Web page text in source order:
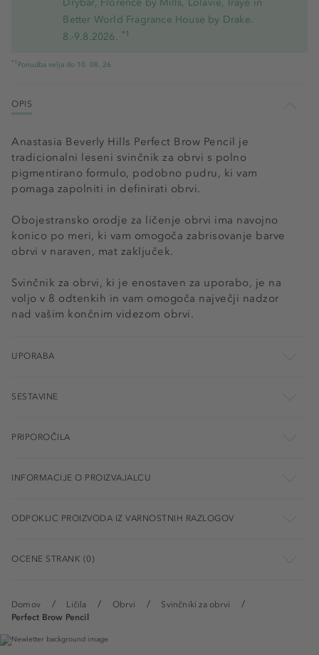
Domov Ličila Obrvi
Svinčniki za obrvi
Perfect Brow Pencil
Drybar, Florence by Mills, Lolavie, Iraye in
Better World Fragrance House by Drake.
8.-9.8.2026. *1
*1 Ponudba velja do 10. 08. 26.
OPIS
Anastasia Beverly Hills Perfect Brow Pencil je
tradicionalni leseni svinčnik za obrvi s polno
pigmentirano formulo, podobno pudru, ki vam
pomaga zapolniti in definirati obrvi.
Obojestransko orodje za ličenje obrvi ima navojno
konico po meri, ki vam omogoča zabrisovanje barve
obrvi v naraven, mat zaključek.
Svinčnik za obrvi, ki je enostaven za uporabo, je na
voljo v 8 odtenkih in vam omogoča največji nadzor
nad vašim končnim videzom obrvi.
UPORABA
SESTAVINE
PRIPOROČILA
INFORMACIJE O PROIZVAJALCU
ODPOKLIC PROIZVODA IZ VARNOSTNIH RAZLOGOV
OCENE STRANK (0)